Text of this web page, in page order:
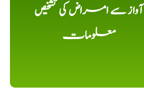
آواز سے امراض کی تشخیص
معلومات